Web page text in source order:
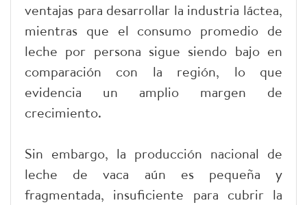
ventajas para desarrollar la industria láctea,
mientras que el consumo promedio de
leche por persona sigue siendo bajo en
comparación con la región, lo que
evidencia un amplio margen de
crecimiento.
Sin embargo, la producción nacional de
leche de vaca aún es pequeña y
fragmentada, insuficiente para cubrir la